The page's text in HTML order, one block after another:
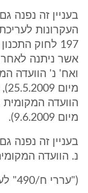
בעניין זה נפנה
העקרונות
197 לחוק
ואח' נ' הוועדה
הוועדה
מיום 9.6.2009).
נ. הוועדה
("עררי ח/490" לעיל, שם בעמ' 14-15 להחלטה).